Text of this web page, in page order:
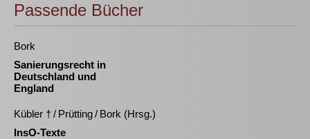
Passende Bücher
Bork
Sanierungsrecht in
Deutschland und
England
Kübler † / Prütting / Bork (Hrsg.)
InsO-Texte